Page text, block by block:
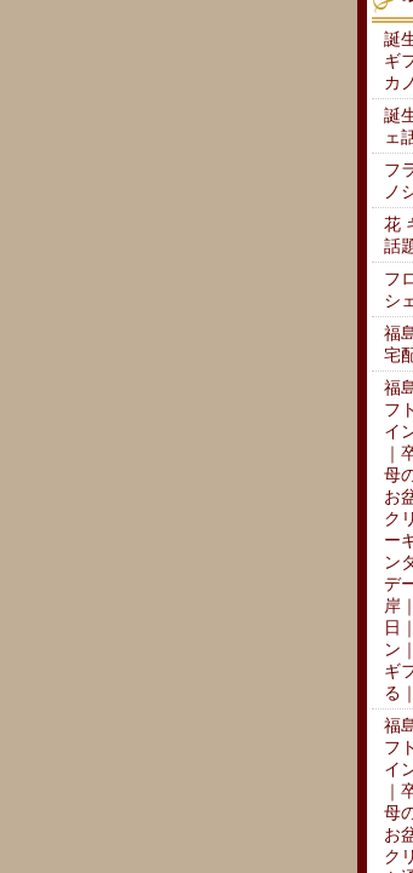
誕
ギ
カ
誕
ェ
フ
ノ
花
話
フ
シ
福
宅
福
フ
イ
｜
母
お
ク
ー
ン
デ
岸
日
ン
ギ
る｜
福
フ
イ
｜
母
お
ク